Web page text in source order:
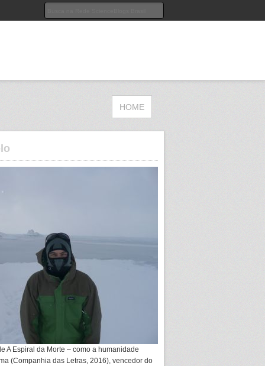
HOME
A Espiral da Morte – como a humanidade
(Companhia das Letras, 2016), vencedor do